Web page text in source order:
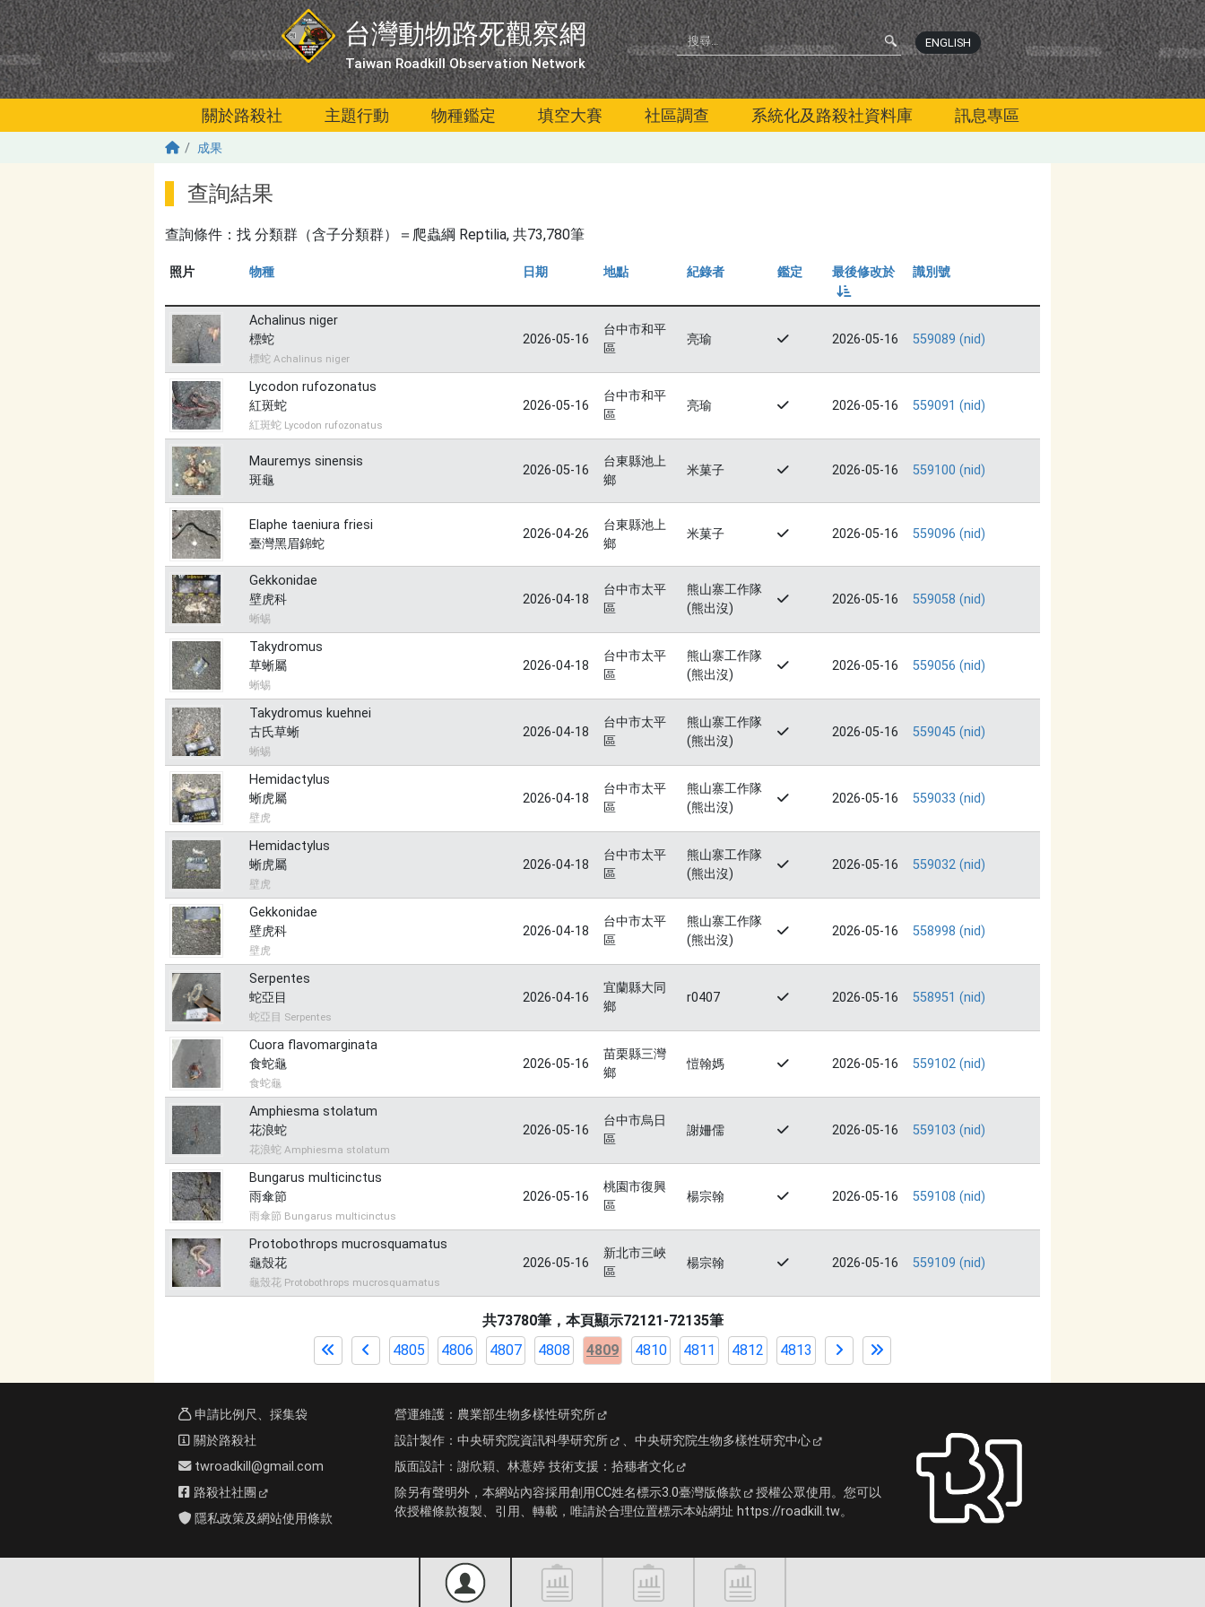
移至主內容
台灣動物路死觀察網
Taiwan Roadkill Observation Network
ENGLISH
關於路殺社 主題行動 物種鑑定 填空大賽 社區調查 系統化及路殺社資料庫 訊息專區
成果
查詢結果
查詢條件：找 分類群（含子分類群）＝爬蟲綱 Reptilia, 共73,780筆
照片 物種 日期 地點 紀錄者 鑑定 最後修改於
由小到大
識別號
Achalinus niger
標蛇
標蛇 Achalinus niger
2026-05-16
台中市和平
區
亮瑜 2026-05-16 559089 (nid)
Lycodon rufozonatus
紅斑蛇
紅斑蛇 Lycodon rufozonatus
2026-05-16
台中市和平
區
亮瑜 2026-05-16 559091 (nid)
Mauremys sinensis
斑龜
2026-05-16
台東縣池上
鄉
米菓子 2026-05-16 559100 (nid)
Elaphe taeniura friesi
臺灣黑眉錦蛇
2026-04-26
台東縣池上
鄉
米菓子 2026-05-16 559096 (nid)
Gekkonidae
壁虎科
蜥蜴
2026-04-18
台中市太平
區
熊山寨工作隊
(熊出沒)
2026-05-16 559058 (nid)
Takydromus
草蜥屬
蜥蜴
2026-04-18
台中市太平
區
熊山寨工作隊
(熊出沒)
2026-05-16 559056 (nid)
Takydromus kuehnei
古氏草蜥
蜥蜴
2026-04-18
台中市太平
區
熊山寨工作隊
(熊出沒)
2026-05-16 559045 (nid)
Hemidactylus
蜥虎屬
壁虎
2026-04-18
台中市太平
區
熊山寨工作隊
(熊出沒)
2026-05-16 559033 (nid)
Hemidactylus
蜥虎屬
壁虎
2026-04-18
台中市太平
區
熊山寨工作隊
(熊出沒)
2026-05-16 559032 (nid)
Gekkonidae
壁虎科
壁虎
2026-04-18
台中市太平
區
熊山寨工作隊
(熊出沒)
2026-05-16 558998 (nid)
Serpentes
蛇亞目
蛇亞目 Serpentes
2026-04-16
宜蘭縣大同
鄉
r0407 2026-05-16 558951 (nid)
Cuora flavomarginata
食蛇龜
食蛇龜
2026-05-16
苗栗縣三灣
鄉
愷翰媽 2026-05-16 559102 (nid)
Amphiesma stolatum
花浪蛇
花浪蛇 Amphiesma stolatum
2026-05-16
台中市烏日
區
謝姍儒 2026-05-16 559103 (nid)
Bungarus multicinctus
雨傘節
雨傘節 Bungarus multicinctus
2026-05-16
桃園市復興
區
楊宗翰 2026-05-16 559108 (nid)
Protobothrops mucrosquamatus
龜殼花
龜殼花 Protobothrops mucrosquamatus
2026-05-16
新北市三峽
區
楊宗翰 2026-05-16 559109 (nid)
共73780筆，本頁顯示72121-72135筆
4805
4806 4807 4808 4809 4810 4811 4812 4813
申請比例尺、採集袋
關於路殺社
twroadkill@gmail.com
路殺社社團
隱私政策及網站使用條款
營運維護： 農業部生物多樣性研究所
設計製作： 中央研究院資訊科學研究所 、 中央研究院生物多樣性研究中心
版面設計： 謝欣穎、林薏婷 技術支援： 拾穗者文化
除另有聲明外，本網站內容採用創用CC姓名標示3.0臺灣版條款
授權公眾使用。您可以
依授權條款複製、引用、轉載，唯請於合理位置標示本站網址 https://roadkill.tw。